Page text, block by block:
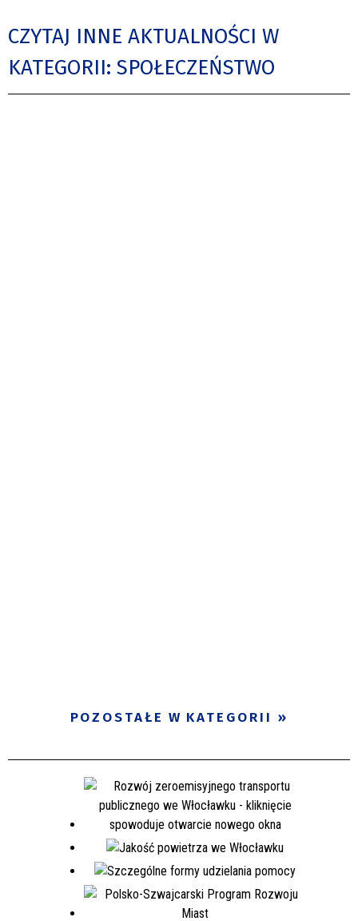
CZYTAJ INNE AKTUALNOŚCI W
KATEGORII: SPOŁECZEŃSTWO
POZOSTAŁE W KATEGORII